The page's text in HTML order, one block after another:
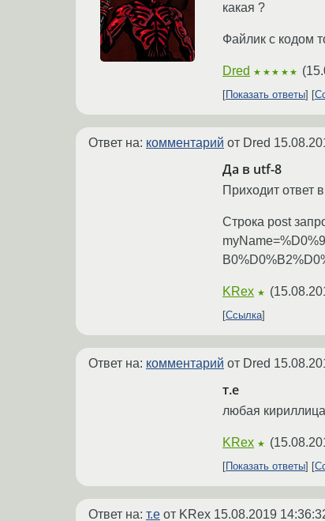
какая ?
Файлик с кодом
Dred ★★★★★ (
Показать ответы
Ответ на: комментарий от Dred
Да в utf-8
Приходит ответ
Строка post
KRex ★ (
Ссылка
Ответ на: комментарий от Dred
т.е
любая
KRex ★ (
Показать ответы
Ответ на: т.е от KRex 15.08.2019